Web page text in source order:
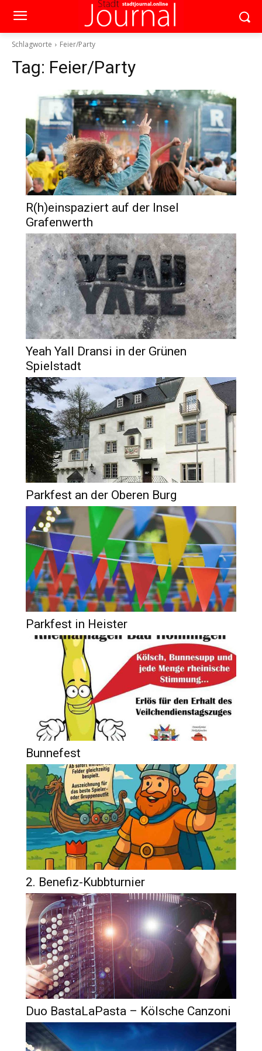
Schlagworte Feier/Party
Tag: Feier/Party
R(h)einspaziert auf der Insel
Grafenwerth
Yeah Yall Dransi in der Grünen
Spielstadt
Parkfest an der Oberen Burg
Parkfest in Heister
Bunnefest
2. Benefiz-Kubbturnier
Duo BastaLaPasta – Kölsche Canzoni